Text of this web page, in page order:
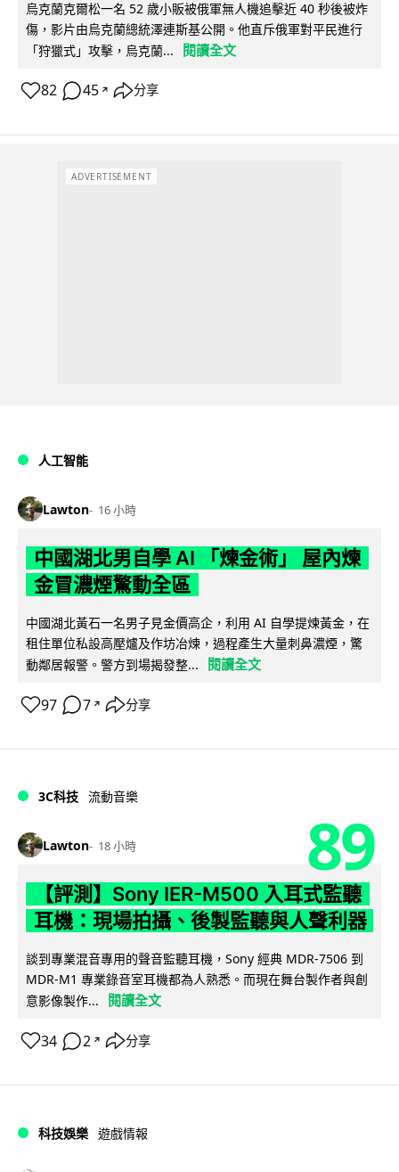
烏克蘭克爾松一名 52 歲小販被俄軍無人機追擊近 40 秒後被炸
傷，影片由烏克蘭總統澤連斯基公開。他直斥俄軍對平民進行
「狩獵式」攻擊，烏克蘭...
閱讀全文
82 45 ↗ 分享
ADVERTISEMENT
人工智能
Lawton 16 小時
中國湖北男自學 AI 「煉金術」 屋內煉
金冒濃煙驚動全區
中國湖北黃石一名男子見金價高企，利用 AI 自學提煉黃金，在
租住單位私設高壓爐及作坊冶煉，過程產生大量刺鼻濃煙，驚
動鄰居報警。警方到場揭發整...
閱讀全文
97 7 ↗ 分享
3C科技 流動音樂
Lawton 18 小時 89
【評測】Sony IER-M500 入耳式監聽
耳機：現場拍攝、後製監聽與人聲利器
談到專業混音專用的聲音監聽耳機，Sony 經典 MDR-7506 到
MDR-M1 專業錄音室耳機都為人熟悉。而現在舞台製作者與創
意影像製作...
閱讀全文
34 2 ↗ 分享
科技娛樂 遊戲情報